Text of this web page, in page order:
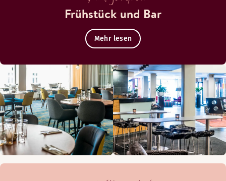
Frühstück und Bar
Mehr lesen